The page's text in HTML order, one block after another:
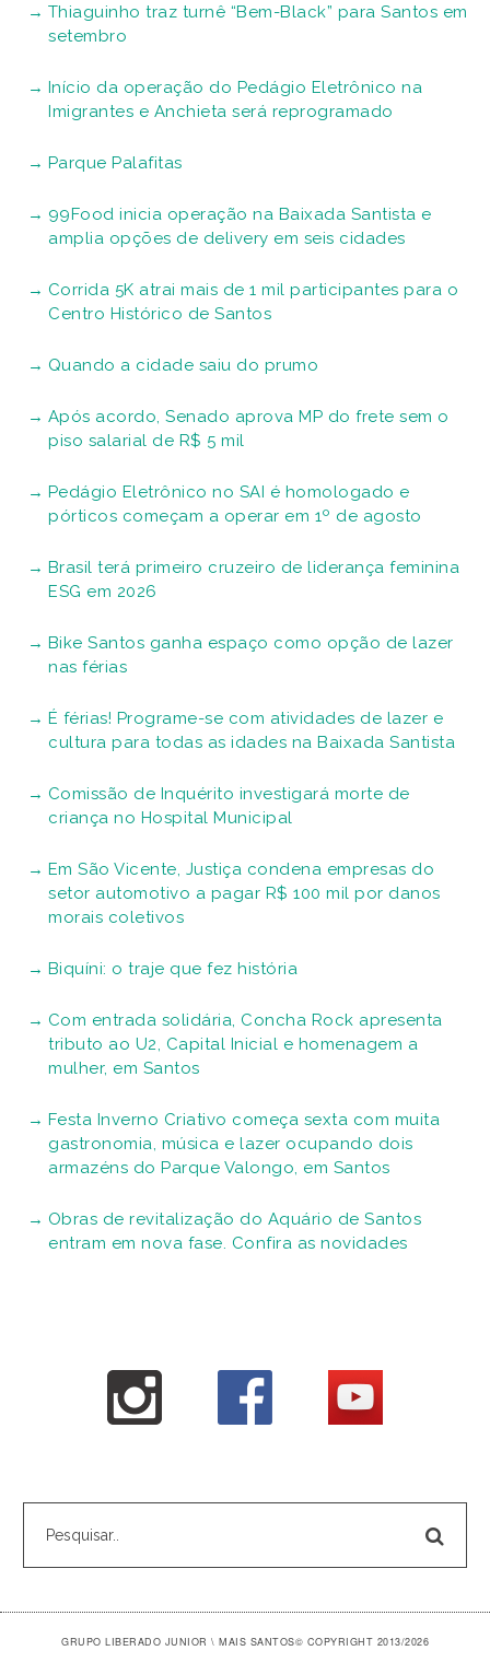
Thiaguinho traz turnê “Bem-Black” para Santos em
setembro
Início da operação do Pedágio Eletrônico na
Imigrantes e Anchieta será reprogramado
Parque Palafitas
99Food inicia operação na Baixada Santista e
amplia opções de delivery em seis cidades
Corrida 5K atrai mais de 1 mil participantes para o
Centro Histórico de Santos
Quando a cidade saiu do prumo
Após acordo, Senado aprova MP do frete sem o
piso salarial de R$ 5 mil
Pedágio Eletrônico no SAI é homologado e
pórticos começam a operar em 1º de agosto
Brasil terá primeiro cruzeiro de liderança feminina
ESG em 2026
Bike Santos ganha espaço como opção de lazer
nas férias
É férias! Programe-se com atividades de lazer e
cultura para todas as idades na Baixada Santista
Comissão de Inquérito investigará morte de
criança no Hospital Municipal
Em São Vicente, Justiça condena empresas do
setor automotivo a pagar R$ 100 mil por danos
morais coletivos
Biquíni: o traje que fez história
Com entrada solidária, Concha Rock apresenta
tributo ao U2, Capital Inicial e homenagem a
mulher, em Santos
Festa Inverno Criativo começa sexta com muita
gastronomia, música e lazer ocupando dois
armazéns do Parque Valongo, em Santos
Obras de revitalização do Aquário de Santos
entram em nova fase. Confira as novidades
GRUPO LIBERADO JUNIOR \ MAIS SANTOS© COPYRIGHT 2013/2026